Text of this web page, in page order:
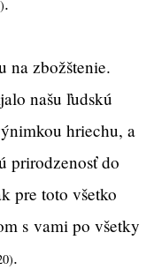
na zbožštenie.
našu ľudskú
hriechu, a
prirodzenosť do
pre toto všetko
s vami po všetky
.